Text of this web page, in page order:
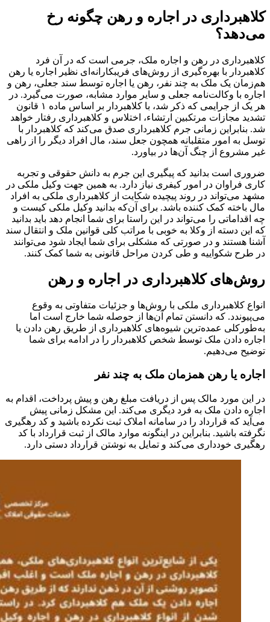
کلاهبرداری در اجاره و رهن چگونه رخ
می‌دهد؟
کلاهبرداری در رهن و اجاره ملک، جرمی است که در آن فرد
کلاهبردار با بهره‌گیری از روش‌های فریبکارانه‌ای نظیر اجاره یا رهن
هم‌زمان یک ملک به چند نفر، رهن یا اجاره توسط سند جعلی، رهن و
اجاره با وکالت‌نامه جعلی و سایر موارد مشابه، صورت می‌گیرد. در
هر یک از جرایمی که ذکر شد، با کلاهبردار بر اساس ماده ۱ قانون
تشدید مجازات مرتکبین ارتشاء، اختلاس و کلاهبرداری رفتار خواهد
شد. بنابراین زمانی جرم کلاهبرداری صدق می‌کند که کلاهبردار با
توسل به امور متقلبانه همچون جعل سند، مال افراد دیگر را از راهی
غیر مشروع از چنگ‌ آن‌ها در بیاورد.
ضروری است بدانید که پیگیری این جرم به دانش حقوقی و تجربه
کاری فراوان در امور کیفری نیاز دارد. به همین جهت وکیل ملکی در
مشهد می‌تواند در روند پیچیده شکایت از کلاهبرداری ملکی به افراد
مال باخته کمک کننده باشد. برای آن‌که بدانید وکیل ملکی کیست و
چه اقداماتی را می‌تواند در این راستا برای شما انجام دهد باید بدانید
که این دسته از وکلا به خوبی با مراتب کلی قوانین ملک و انتقال سند
آشنا هستند و در صورتی که مشکلی برای شما ایجاد شود می‌توانند
در طرح شکواییه و طی کردن مراحل قانونی به شما کمک کنند.
روش‌های کلاهبرداری در اجاره و رهن
انواع کلاهبرداری ملکی با روش‌ها و جزئیات متفاوتی به وقوع
می‌پیوندد. که دانستن تمام آن‌ها از حوصله شما خارج است اما
به‌طورکلی عمده‌ترین شیوه‌های کلاهبرداری از طریق رهن دادن یا
اجاره ‌دادن ملک توسط شخص کلاهبردار را در ادامه برای شما
توضیح می‌دهیم.
اجاره یا رهن همزمان ملک به چند نفر
در این مورد مالک پس از دریافت مبلغ رهن و پیش پرداخت، اقدام به
اجاره دادن ملک به فرد دیگری می‌کند. این مشکل زمانی پیش
می‌آید که قرارداد را در سامانه املاک ثبت نکرده باشید و کد رهگیری
نگرفته باشید. بنابراین در اینگونه موارد مالک از ثبت قرارداد با کد
رهگیری خودداری می‌کند و تمایل به نوشتن قرارداد دستی دارد.